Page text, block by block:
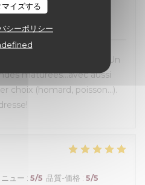
マイズする
シーポリシー
et service parfaits! Un
maturees...avec aussi
choix (homard, poisson...).
ニュー : 5/5 品質-価格 : 5/5